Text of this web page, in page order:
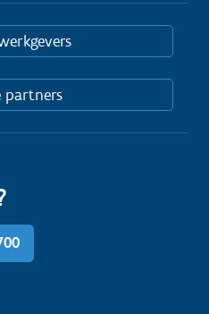
partners